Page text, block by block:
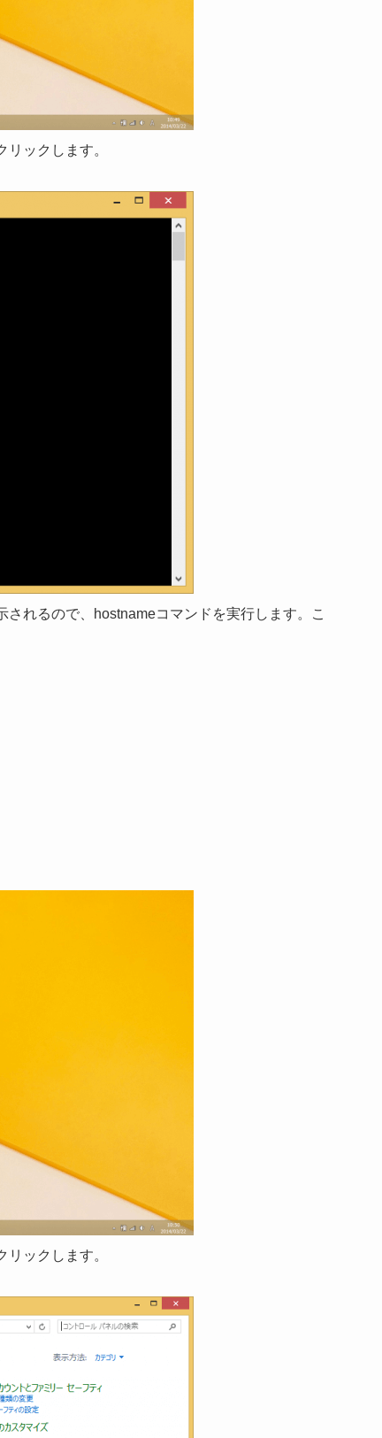
ックします。
れるので、hostnameコマンドを実行します。こ
ックします。